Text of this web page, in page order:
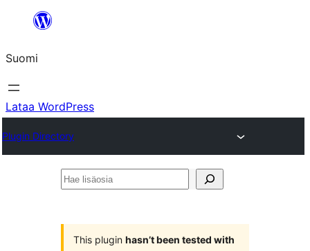
Suomi
Lataa WordPress
Plugin Directory
Hae
This plugin hasn’t been tested with